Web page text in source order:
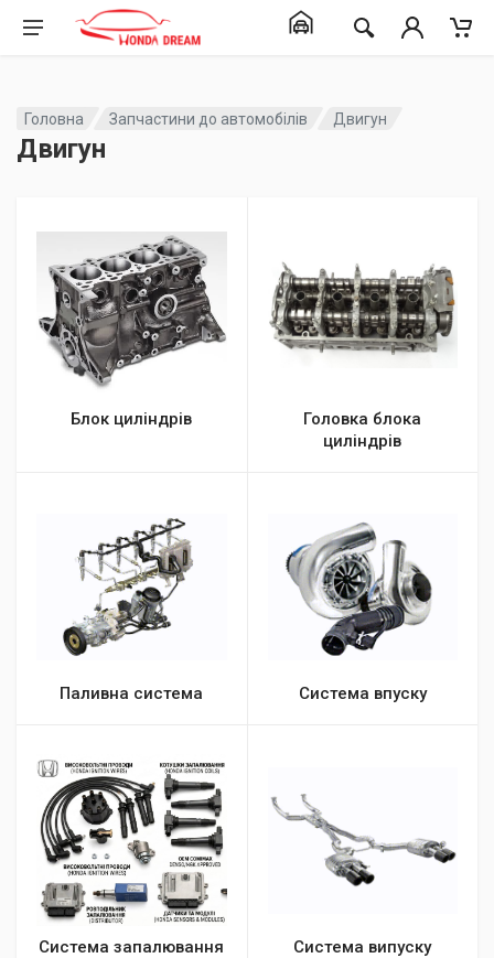
Головна Запчастини до автомобілів Двигун
Двигун
Блок циліндрів
Головка блока
циліндрів
Паливна система Система впуску
Система запалювання Система випуску